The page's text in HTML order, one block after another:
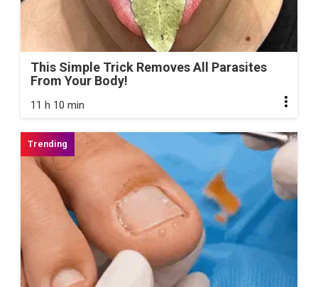
This Simple Trick Removes All Parasites
From Your Body!
11 h 10 min